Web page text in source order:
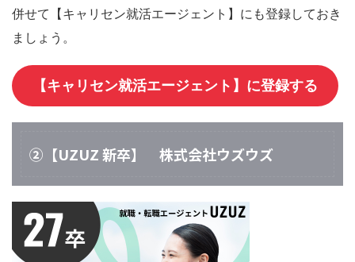
併せて【キャリセン就活エージェント】にも登録しておき
ましょう。
【キャリセン就活エージェント】に登録する
②【UZUZ 新卒】 株式会社ウズウズ